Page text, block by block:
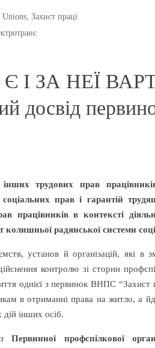
Unions, Захист праці
І ЗА НЕЇ
досвід
трудових прав
прав і гарантій
працівників в контексті
радянської системи
установ й організацій, які в
контролю зі сторни
однієї з первинок ВНПС “Захист
в отриманні права на житло, а
дій інших осіб.
Первинної профспілкової